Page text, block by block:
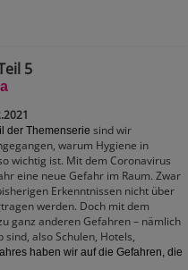
5
der Themenserie sind wir
warum Hygiene in
wichtig ist. Mit dem Coronavirus
eine neue Gefahr im Raum. Zwar
Erkenntnissen nicht über
werden. Doch mit dem
ganz anderen Gefahren – nämlich
also Schulen, Hotels,
haben wir auf die Gefahren, die